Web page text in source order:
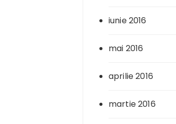
iunie 2016
mai 2016
aprilie 2016
martie 2016